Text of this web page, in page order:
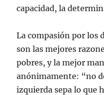
capacidad, la
La compasión por los
son las mejores
pobres, y la mejor
anónimamente: “no
izquierda sepa lo que